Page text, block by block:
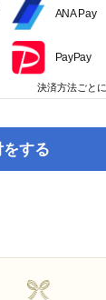
する
ANA Pay
PayPay
決済方法ごと